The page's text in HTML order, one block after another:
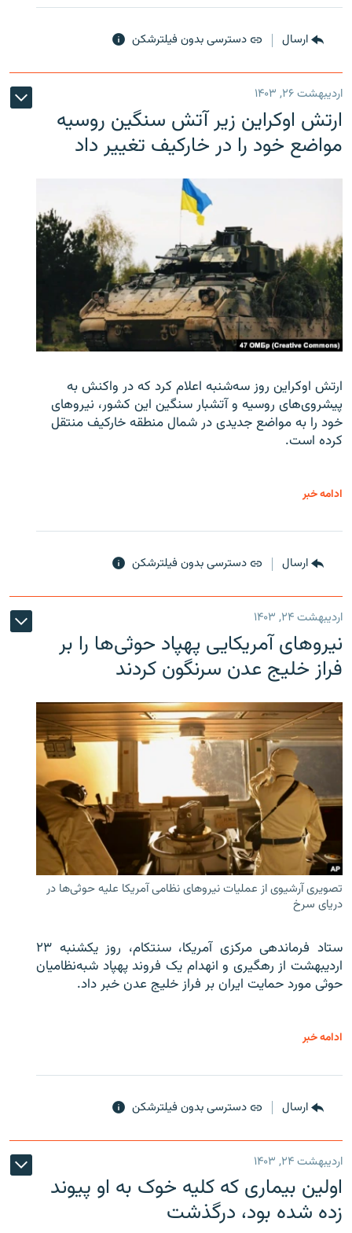
ارسال دسترسی بدون فیلترشکن
اردیبهشت ۲۶, ۱۴۰۳
ارتش اوکراین زیر آتش سنگین روسیه
مواضع خود را در خارکیف تغییر داد
ارتش اوکراین روز سه‌شنبه اعلام کرد که در واکنش به
پیشروی‌های روسیه و آتشبار سنگین این کشور، نیروهای
خود را به مواضع جدیدی در شمال منطقه خارکیف منتقل
کرده است.
ادامه خبر
ارسال دسترسی بدون فیلترشکن
اردیبهشت ۲۴, ۱۴۰۳
نیروهای آمریکایی پهپاد حوثی‌ها را بر
فراز خلیج عدن سرنگون کردند
تصویری آرشیوی از عملیات نیروهای نظامی آمریکا علیه حوثی‌ها در
دریای سرخ
ستاد فرماندهی مرکزی آمریکا، سنتکام، روز یکشنبه ۲۳
اردیبهشت از رهگیری و انهدام یک فروند پهپاد شبه‌نظامیان
حوثی‌ مورد حمایت ایران بر فراز خلیج عدن خبر داد.
ادامه خبر
ارسال دسترسی بدون فیلترشکن
اردیبهشت ۲۴, ۱۴۰۳
اولین بیماری که کلیه خوک به او پیوند
زده شده بود، درگذشت